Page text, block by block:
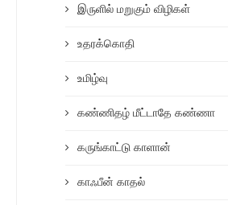
இருளில் மறுகும் விழிகள்
உதரக்கொதி
உமிழ்வு
கண்ணிதழ் மீட்டாதே கண்ணா
கருங்காட்டு காளான்
காஃபீன் காதல்